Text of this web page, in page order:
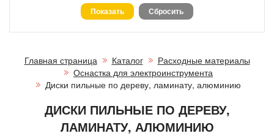
Главная страница Каталог
Расходные материалы
Оснастка для электроинструмента
Диски пильные по дереву, ламинату, алюминию
ДИСКИ ПИЛЬНЫЕ ПО ДЕРЕВУ,
ЛАМИНАТУ, АЛЮМИНИЮ